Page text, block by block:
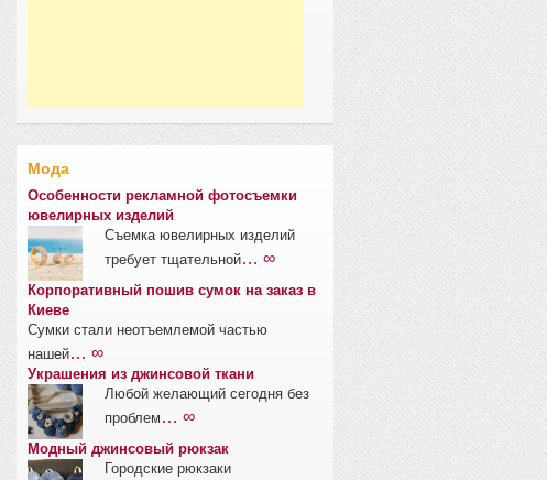
Мода
Особенности рекламной фотосъемки
ювелирных изделий
Съемка ювелирных изделий
требует тщательной… ∞
Корпоративный пошив сумок на заказ в
Киеве
Сумки стали неотъемлемой частью
нашей… ∞
Украшения из джинсовой ткани
Любой желающий сегодня без
проблем … ∞
Модный джинсовый рюкзак
Городские рюкзаки